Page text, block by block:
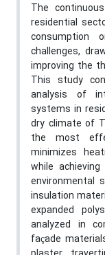
The
residential
consumption
challenges,
improving the
This study
analysis of
systems in
dry climate of
the most
minimizes
while
environmental
insulation
expanded
analyzed in
façade